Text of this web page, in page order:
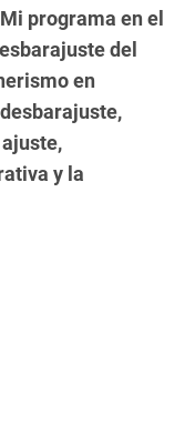
Mi programa en el
del
en
y la